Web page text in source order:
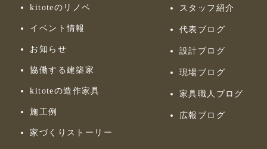
kitoteのリノベ
イベント情報
お知らせ
協働する建築家
kitoteの造作家具
施工例
家づくりストーリー
スタッフ紹介
代表ブログ
設計ブログ
現場ブログ
家具職人ブログ
広報ブログ